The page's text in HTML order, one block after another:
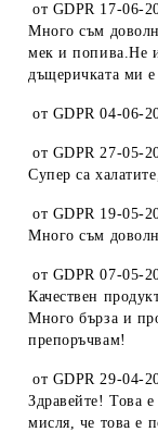
от GDPR 17-06-
Много съм
мек и попива.Не
дъщеричката ми
от GDPR 04-06-
от GDPR 27-05-
Супер са
от GDPR 19-05-
Много съм
от GDPR 07-05-
Качествен
Много бърза и
препоръчвам!
от GDPR 29-04-
Здравейте! Това
мисля, че това е